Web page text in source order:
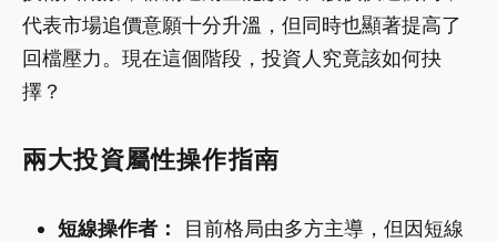
代表市場追價意願十分升溫，但同時也顯著提高了
回檔壓力。現在這個階段，投資人究竟該如何抉
擇？
兩大投資屬性操作指南
短線操作者：
目前格局由多方主導，但因短線